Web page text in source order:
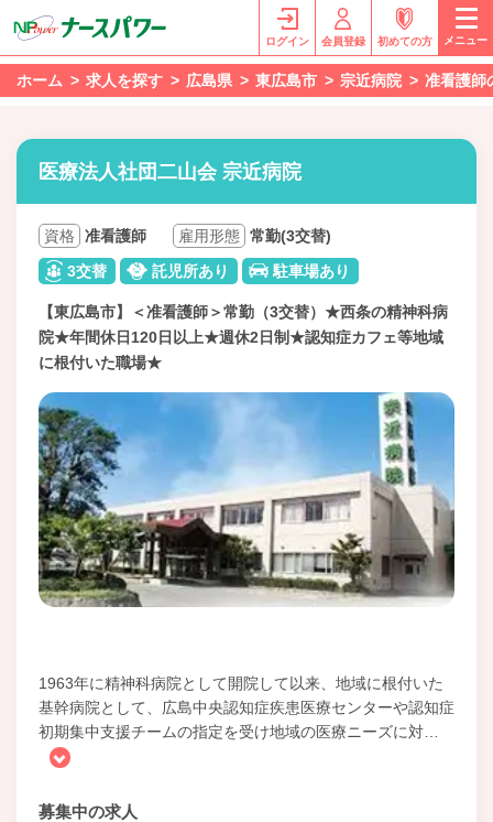
ログイン 会員登録 初めての方 メニュー
ホーム 求人を探す 広島県 東広島市 宗近病院 准看護師
医療法人社団二山会 宗近病院
資格 准看護師 雇用形態 常勤(3交替)
3交替
託児所あり 駐車場あり
【東広島市】＜准看護師＞常勤（3交替）★西条の精神科病
院★年間休日120日以上★週休2日制★認知症カフェ等地域
に根付いた職場★
1963年に精神科病院として開院して以来、地域に根付いた
基幹病院として、広島中央認知症疾患医療センターや認知症
初期集中支援チームの指定を受け地域の医療ニーズに対
募集中の求人